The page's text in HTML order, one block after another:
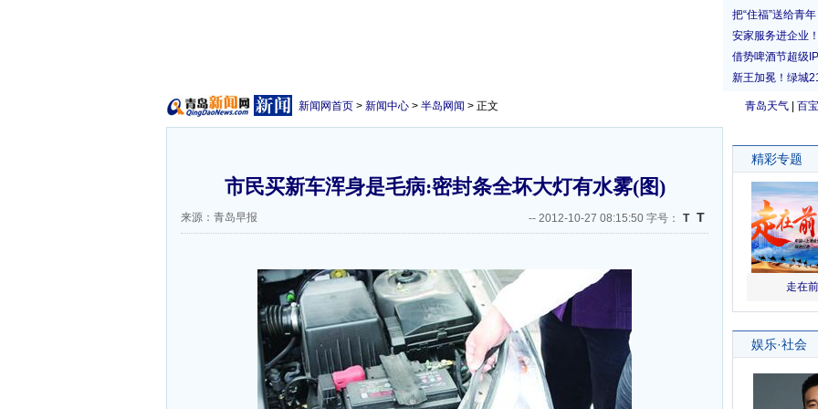
青岛天气 百
新闻网首页 > 新闻中心 > 半岛网闻 > 正文
市民买新车浑身是毛病:密封条全坏大灯有水雾(图)
来源：青岛早报 -- 2012-10-27 08:15:50 字号： T T